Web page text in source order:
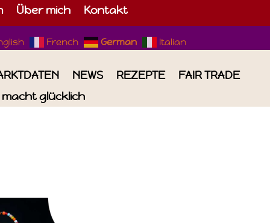
Über mich Kontakt
French German Italian
NEWS REZEPTE
FAIR TRADE
macht glücklich